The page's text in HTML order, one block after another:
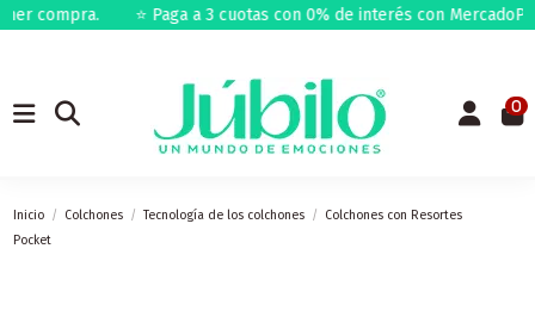
compra. ⭐ Paga a 3 cuotas con 0% de interés con
0
Inicio Colchones Tecnología de los colchones
Colchones con Resortes
Pocket